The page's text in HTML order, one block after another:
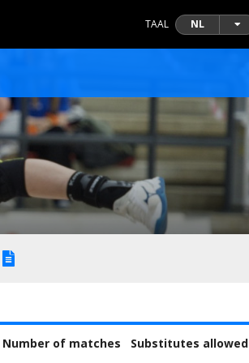
TAAL NL
Number of matches Substitutes allowed